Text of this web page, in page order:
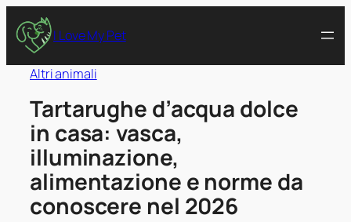
I Love My Pet
Altri animali
Tartarughe d’acqua dolce
in casa: vasca,
illuminazione,
alimentazione e norme da
conoscere nel 2026